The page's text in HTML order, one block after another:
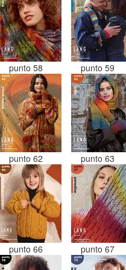
punto 58 punto 59
punto 62 punto 63
punto 66 punto 67